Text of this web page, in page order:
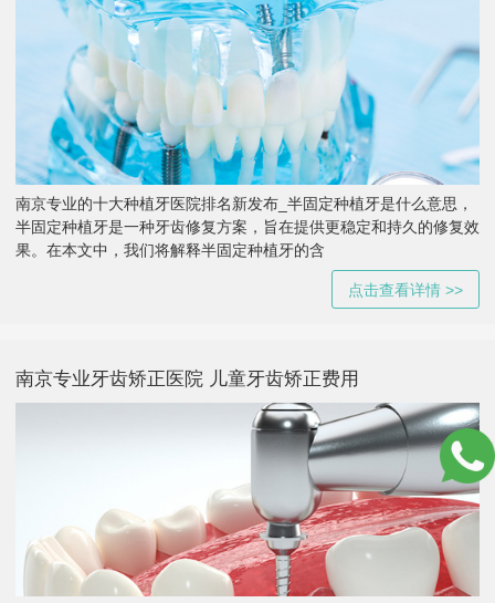
南京专业的十大种植牙医院排名新发布_半固定种植牙是什么意思，
半固定种植牙是一种牙齿修复方案，旨在提供更稳定和持久的修复效
果。在本文中，我们将解释半固定种植牙的含
点击查看详情 >>
南京专业牙齿矫正医院 儿童牙齿矫正费用